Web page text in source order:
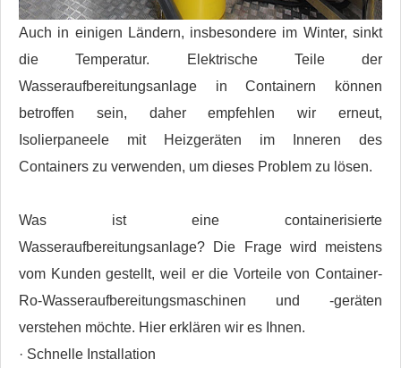
Auch in einigen Ländern, insbesondere im Winter, sinkt
die Temperatur. Elektrische Teile der
Wasseraufbereitungsanlage in Containern können
betroffen sein, daher empfehlen wir erneut,
Isolierpaneele mit Heizgeräten im Inneren des
Containers zu verwenden, um dieses Problem zu lösen.
Was ist eine containerisierte
Wasseraufbereitungsanlage? Die Frage wird meistens
vom Kunden gestellt, weil er die Vorteile von Container-
Ro-Wasseraufbereitungsmaschinen und -geräten
verstehen möchte. Hier erklären wir es Ihnen.
· Schnelle Installation